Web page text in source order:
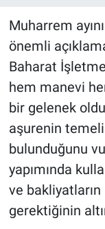
Muharrem
önemli
Baharat
hem manevi
bir gelenek
aşurenin
bulunduğunu
yapımında
ve bakliyatların
gerektiğinin